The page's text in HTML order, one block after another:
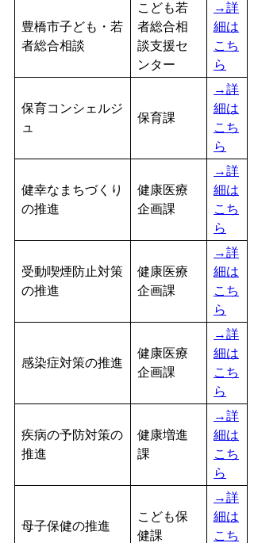
豊橋市子ども・若
者総合相談
こども若
者総合相
談支援セ
ンター
→詳
細は
こち
ら
保育コンシェルジ
ュ
保育課
→詳
細は
こち
ら
健幸なまちづくり
の推進
健康医療
企画課
→詳
細は
こち
ら
受動喫煙防止対策
の推進
健康医療
企画課
→詳
細は
こち
ら
感染症対策の推進
健康医療
企画課
→詳
細は
こち
ら
疾病の予防対策の
推進
健康増進
課
→詳
細は
こち
ら
母子保健の推進
こども保
健課
→詳
細は
こち